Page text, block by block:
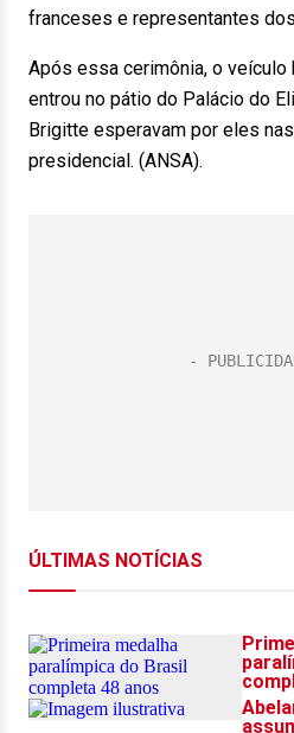
franceses e representantes
Após essa cerimônia, o
entrou no pátio do Palácio do
Brigitte esperavam por eles
presidencial. (ANSA).